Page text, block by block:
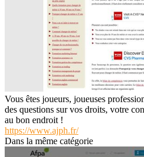
Vous êtes joueurs, joueuses
des questions sur vos droits, votre
au bon endroit !
https://www.ajph.fr/
Dans la même catégorie